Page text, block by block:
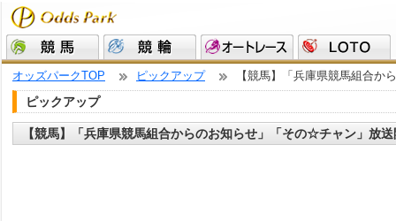
オッズパークTOP ピックアップ 【競馬】「兵庫県競馬組合
ピックアップ
【競馬】「兵庫県競馬組合からのお知らせ」「その☆チャン」放